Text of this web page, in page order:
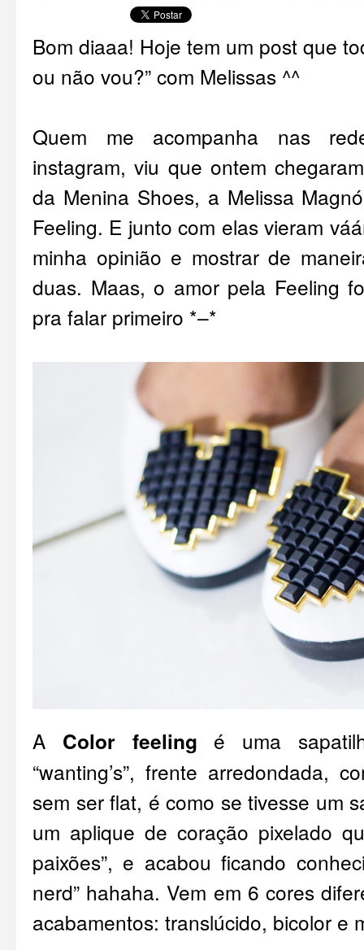
Bom diaaa! Hoje tem um post que
ou não vou?” com Melissas ^^
Quem me acompanha nas
instagram, viu que ontem
da Menina Shoes, a Melissa
Feeling. E junto com elas vieram
minha opinião e mostrar de
duas. Maas, o amor pela Feeling
pra falar primeiro *–*
A Color feeling é uma
“wanting’s”, frente arredondada,
sem ser flat, é como se tivesse um
um aplique de coração pixelado
paixões”, e acabou ficando
nerd” hahaha. Vem em 6 cores
acabamentos: translúcido, bicolor e